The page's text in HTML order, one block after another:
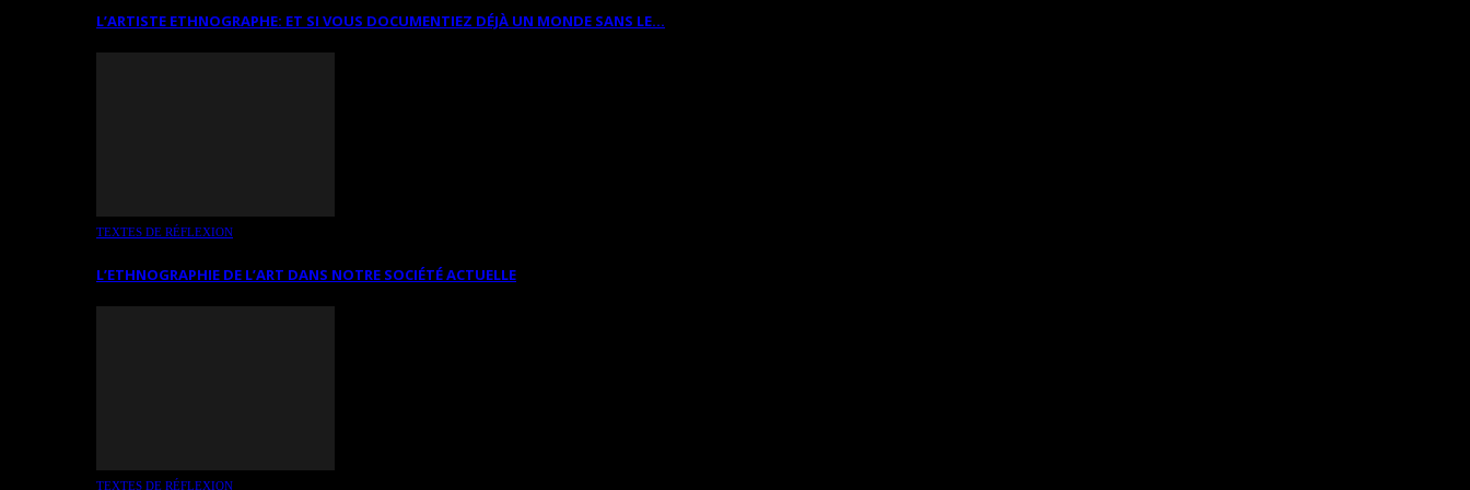
L’ARTISTE ETHNOGRAPHE: ET SI VOUS DOCUMENTIEZ DÉJÀ UN MONDE SANS LE…
TEXTES DE RÉFLEXION
L’ETHNOGRAPHIE DE L’ART DANS NOTRE SOCIÉTÉ ACTUELLE
TEXTES DE RÉFLEXION